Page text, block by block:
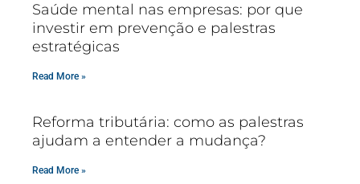
Saúde mental nas empresas: por que
investir em prevenção e palestras
estratégicas
Read More »
Reforma tributária: como as palestras
ajudam a entender a mudança?
Read More »